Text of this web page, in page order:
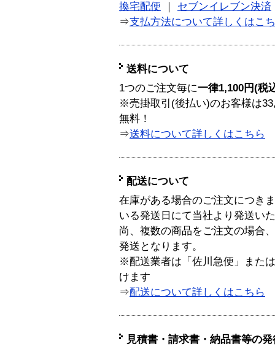
換宅配便
セブンイレブン決済
⇒支払方法について詳しくはこ
送料について
1つのご注文毎に一律1,100円(税
※売掛取引(後払い)のお客様は
無料！
⇒送料について詳しくはこちら
配送について
在庫がある場合のご注文につき
いる発送日にて当社より発送い
尚、複数の商品をご注文の場合
発送となります。
※配送業者は「佐川急便」また
けます
⇒配送について詳しくはこちら
見積書・請求書・納品書等の